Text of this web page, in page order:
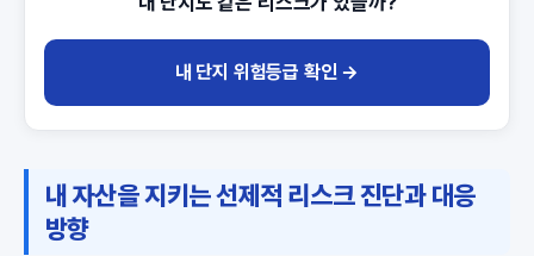
내 단지 위험등급 확인 →
내 자산을 지키는 선제적 리스크 진단과 대응
방향